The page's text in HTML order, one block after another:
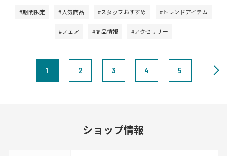
#期間限定 #人気商品 #スタッフおすすめ #トレンドアイテム
#フェア #商品情報 #アクセサリー
1 2 3 4 5
ショップ情報